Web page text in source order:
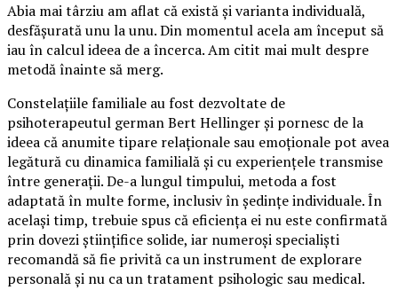
Abia mai târziu am aflat că există și varianta individuală,
desfășurată unu la unu. Din momentul acela am început să
iau în calcul ideea de a încerca. Am citit mai mult despre
metodă înainte să merg.
Constelațiile familiale au fost dezvoltate de
psihoterapeutul german Bert Hellinger și pornesc de la
ideea că anumite tipare relaționale sau emoționale pot avea
legătură cu dinamica familială și cu experiențele transmise
între generații. De-a lungul timpului, metoda a fost
adaptată în multe forme, inclusiv în ședințe individuale. În
același timp, trebuie spus că eficiența ei nu este confirmată
prin dovezi științifice solide, iar numeroși specialiști
recomandă să fie privită ca un instrument de explorare
personală și nu ca un tratament psihologic sau medical.